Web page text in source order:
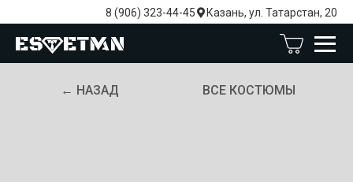
8 (906) 323-44-45 Казань, ул. Татарстан, 20
ВСЕ КОСТЮМЫ
← НАЗАД